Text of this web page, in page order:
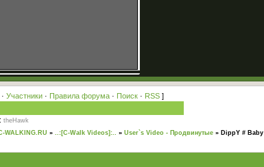
Участники· Правила форума· Поиск· RSS]
theHawk
WALKING.RU » ..:[C-Walk Videos]:.. » User`s Video - Продвинутые » DippY # Baby